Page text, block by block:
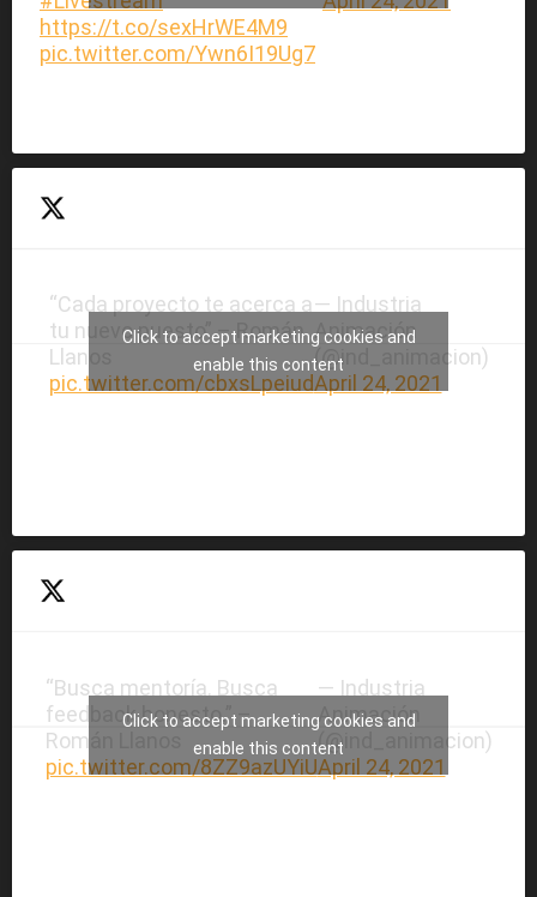
https://t.co/sexHrWE4M9
pic.twitter.com/Ywn6I19Ug7
“Cada proyecto te acerca a
tu nuevo puesto” – Román
Llanos
pic.twitter.com/cbxsLpeiud
— Industria
Animación
(@ind_animacion)
April 24, 2021
Click to accept marketing cookies and
enable this content
“Busca mentoría. Busca
feedback honesto.” –
Román Llanos
pic.twitter.com/8ZZ9azUYiU
— Industria
Animación
(@ind_animacion)
April 24, 2021
Click to accept marketing cookies and
enable this content